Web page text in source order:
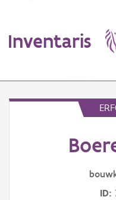
Inventaris
ID